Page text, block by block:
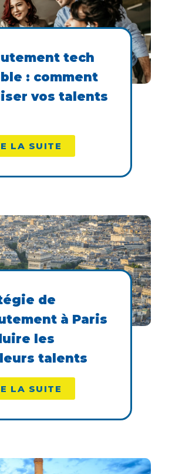
tech
: comment
vos talents
LA SUITE
de
à Paris
les
talents
LA SUITE